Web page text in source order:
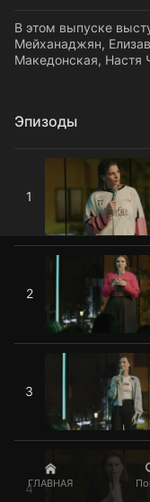
ГЛАВНАЯ
В этом выпуске
Мейханаджян,
Македонская, Настя
Эпизоды
1
1 выпуск
2
2 выпуск
3
3 выпуск
4